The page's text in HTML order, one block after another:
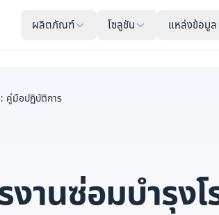
ผลิตภัณฑ์ โซลูชัน แหล่งข้อมูล
คู่มือปฏิบัติการ
านซ่อมบำรุง